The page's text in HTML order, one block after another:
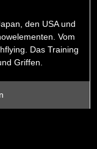
den USA und
Vom
Das Training
Griffen.